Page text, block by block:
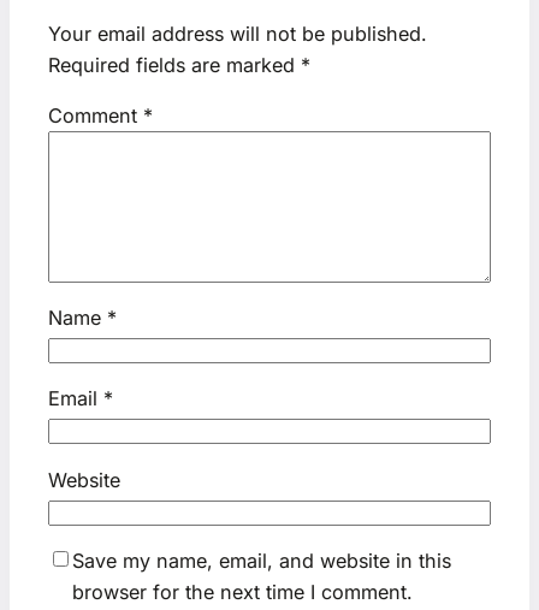
Your email address will not be published.
Required fields are marked *
Comment *
Name *
Email *
Website
Save my name, email, and website in this
browser for the next time I comment.